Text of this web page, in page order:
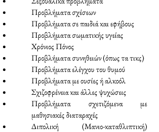
Προβλήματα σχέσεων
Προβλήματα σε παιδιά και εφήβους
Προβλήματα σωματικής υγείας
Χρόνιος Πόνος
Προβλήματα συνηθειών (όπως τα τικς)
Προβλήματα ελέγχου του θυμού
Προβλήματα με ουσίες ή αλκοόλ
Σχιζοφρένεια και άλλες ψυχώσεις
Προβλήματα σχετιζόμενα με
μαθησιακές διαταραχές
Διπολική (Μανιο-καταθλιπτική)